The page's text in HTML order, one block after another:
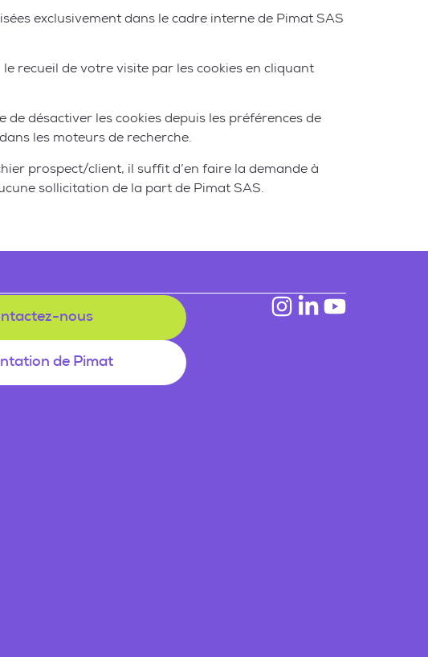
exclusivement dans le cadre interne de Pimat SAS
recueil de votre visite par les cookies en cliquant
désactiver les cookies depuis les préférences de
les moteurs de recherche.
prospect/client, il suffit d’en faire la demande à
sollicitation de la part de Pimat SAS.
nous
de Pimat